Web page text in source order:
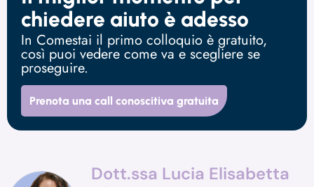
chiedere aiuto è adesso
In Comestai il primo colloquio è gratuito,
così puoi vedere come va e scegliere se
proseguire.
Prenota una call conoscitiva gratuita
Dott.ssa Lucia Elisabetta